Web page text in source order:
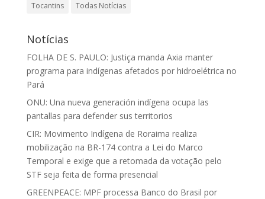
Tocantins
Todas Notícias
Notícias
FOLHA DE S. PAULO: Justiça manda Axia manter
programa para indígenas afetados por hidroelétrica no
Pará
ONU: Una nueva generación indígena ocupa las
pantallas para defender sus territorios
CIR: Movimento Indígena de Roraima realiza
mobilização na BR-174 contra a Lei do Marco
Temporal e exige que a retomada da votação pelo
STF seja feita de forma presencial
GREENPEACE: MPF processa Banco do Brasil por